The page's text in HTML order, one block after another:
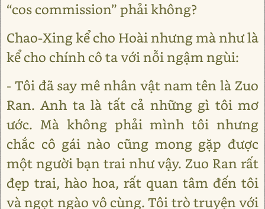
“cos commission” phải không?
Chao-Xing kể cho Hoài nhưng mà như là
kể cho chính cô ta với nỗi ngậm ngùi:
- Tôi đã say mê nhân vật nam tên là Zuo
Ran. Anh ta là tất cả những gì tôi mơ
ước. Mà không phải mình tôi nhưng
chắc cô gái nào cũng mong gặp được
một người bạn trai như vậy. Zuo Ran rất
đẹp trai, hào hoa, rất quan tâm đến tôi
và ngọt ngào vô cùng. Tôi trò truyện với